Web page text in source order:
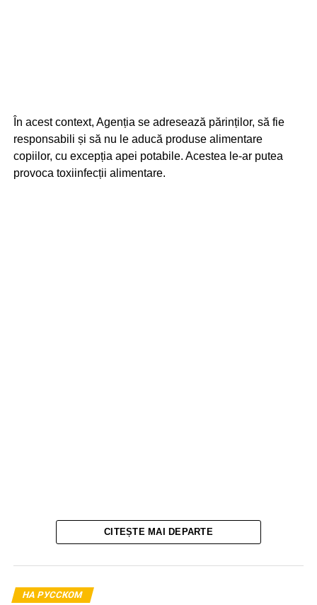
În acest context, Agenția se adresează părinților, să fie
responsabili și să nu le aducă produse alimentare
copiilor, cu excepția apei potabile. Acestea le-ar putea
provoca toxiinfecții alimentare.
CITEȘTE MAI DEPARTE
НА РУССКОМ